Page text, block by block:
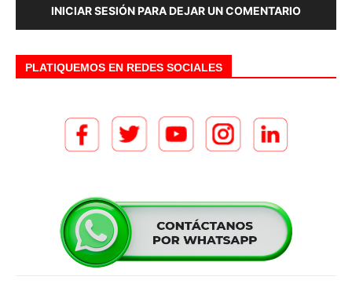
INICIAR SESIÓN PARA DEJAR UN COMENTARIO
PLATIQUEMOS EN REDES SOCIALES